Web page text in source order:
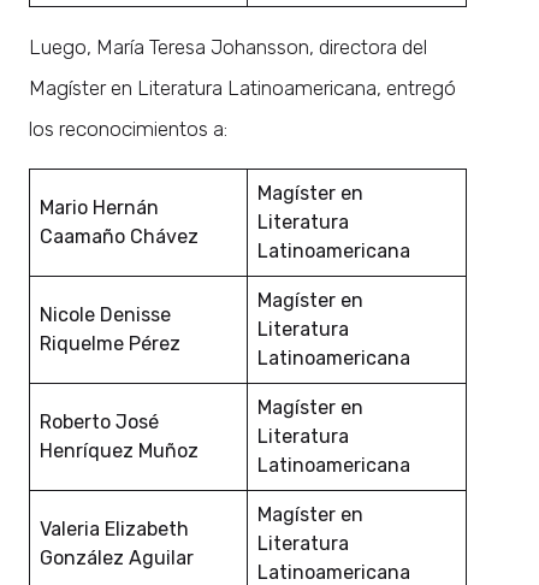
Luego, María Teresa Johansson, directora del
Magíster en Literatura Latinoamericana, entregó
los reconocimientos a:
Mario Hernán
Caamaño Chávez
Magíster en
Literatura
Latinoamericana
Nicole Denisse
Riquelme Pérez
Magíster en
Literatura
Latinoamericana
Roberto José
Henríquez Muñoz
Magíster en
Literatura
Latinoamericana
Valeria Elizabeth
González Aguilar
Magíster en
Literatura
Latinoamericana